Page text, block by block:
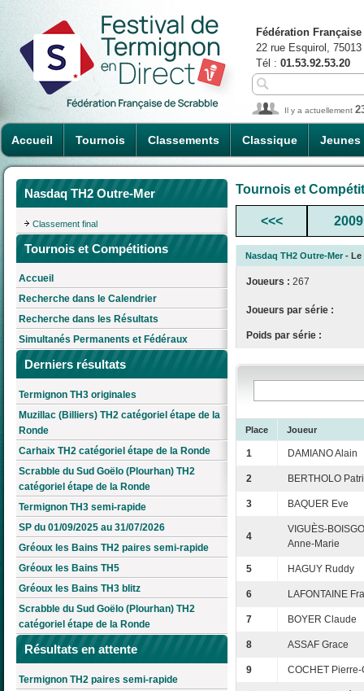
Accueil Tournois Classements Classique Jeunes
Fédération
22 rue Esquirol,
Tél : 01.53.92.53.20
Il y a actuellement
Nasdaq TH2 Outre-Mer
Classement final
Tournois et Compétitions
Accueil
Recherche dans le Calendrier
Recherche dans les Résultats
Simultanés Permanents et Fédéraux
Derniers résultats
Termignon TH3 originales
Muzillac (Billiers) TH2 catégoriel étape de la
Ronde
Carhaix TH2 catégoriel étape de la Ronde
Scrabble du Sud Goëlo (Plourhan) TH2
catégoriel étape de la Ronde
Termignon TH3 semi-rapide
SP du 01/09/2025 au 31/07/2026
Gréoux les Bains TH2 paires semi-rapide
Gréoux les Bains TH5
Gréoux les Bains TH3 blitz
Scrabble du Sud Goëlo (Plourhan) TH2
catégoriel étape de la Ronde
Résultats en attente
Termignon TH2 paires semi-rapide
Tournois et
<<< 2009
Nasdaq TH2 Outre-Mer - Le
Joueurs : 267
Joueurs par série :
Poids par série :
Place Joueur
1 DAMIANO Alain
2 BERTHOLO
3 BAQUER Eve
4
VIGUÈS-
Anne-Marie
5 HAGUY Ruddy
6 LAFONTAINE
7 BOYER Claude
8 ASSAF Grace
9 COCHET